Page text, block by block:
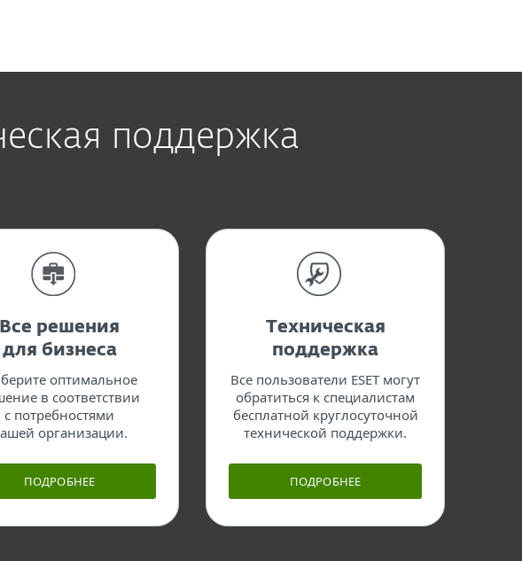
поддержка
Все решения
для бизнеса
оптимальное
в соответствии
с потребностями
организации.
ПОДРОБНЕЕ
Техническая
поддержка
Все пользователи ESET могут
обратиться к специалистам
бесплатной круглосуточной
технической поддержки.
ПОДРОБНЕЕ